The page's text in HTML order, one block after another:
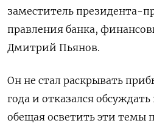
заместитель президента-
правления банка,
Дмитрий Пьянов.
Он не стал раскрывать
года и отказался
обещая осветить эти темы